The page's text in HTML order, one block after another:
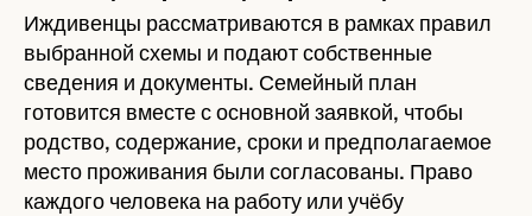
Иждивенцы рассматриваются в рамках правил
выбранной схемы и подают собственные
сведения и документы. Семейный план
готовится вместе с основной заявкой, чтобы
родство, содержание, сроки и предполагаемое
место проживания были согласованы. Право
каждого человека на работу или учёбу